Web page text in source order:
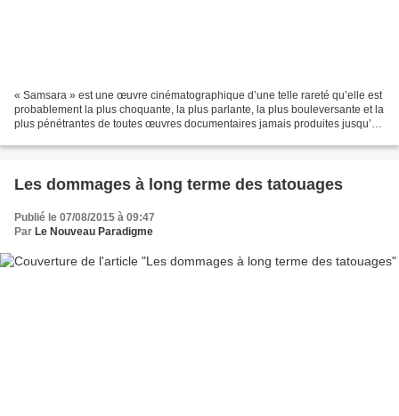
« Samsara » est une œuvre cinématographique d’une telle rareté qu’elle est
probablement la plus choquante, la plus parlante, la plus bouleversante et la
plus pénétrantes de toutes œuvres documentaires jamais produites jusqu’à
Les dommages à long terme des tatouages
Publié le 07/08/2015 à 09:47
Par Le Nouveau Paradigme